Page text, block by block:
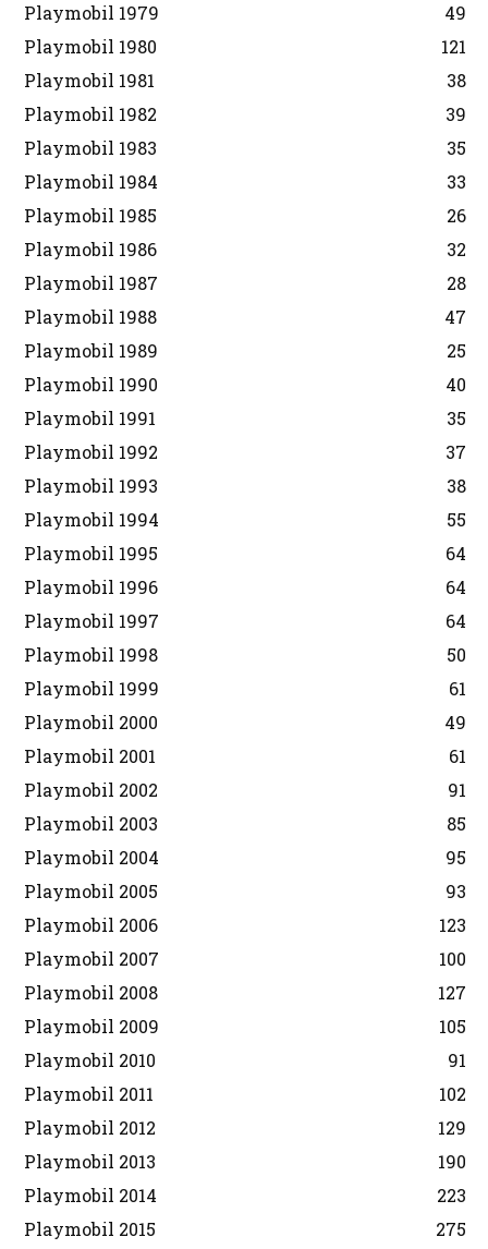
Playmobil 1979
49
Playmobil 1980
121
Playmobil 1981
38
Playmobil 1982
39
Playmobil 1983
35
Playmobil 1984
33
Playmobil 1985
26
Playmobil 1986
32
Playmobil 1987
28
Playmobil 1988
47
Playmobil 1989
25
Playmobil 1990
40
Playmobil 1991
35
Playmobil 1992
37
Playmobil 1993
38
Playmobil 1994
55
Playmobil 1995
64
Playmobil 1996
64
Playmobil 1997
64
Playmobil 1998
50
Playmobil 1999
61
Playmobil 2000
49
Playmobil 2001
61
Playmobil 2002
91
Playmobil 2003
85
Playmobil 2004
95
Playmobil 2005
93
Playmobil 2006
123
Playmobil 2007
100
Playmobil 2008
127
Playmobil 2009
105
Playmobil 2010
91
Playmobil 2011
102
Playmobil 2012
129
Playmobil 2013
190
Playmobil 2014
223
Playmobil 2015
275